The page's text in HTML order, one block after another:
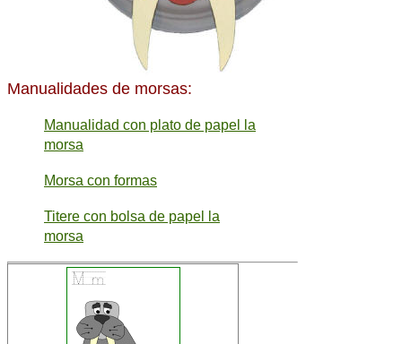
Manualidades de morsas:
Manualidad con plato de papel la
morsa
Morsa con formas
Titere con bolsa de papel la
morsa